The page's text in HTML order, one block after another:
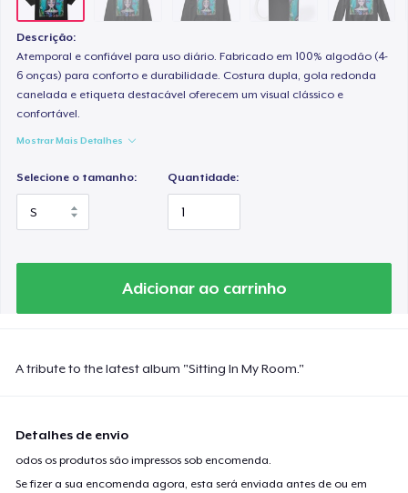
Descrição:
Atemporal e confiável para uso diário. Fabricado em 100% algodão (4-
6 onças) para conforto e durabilidade. Costura dupla, gola redonda
canelada e etiqueta destacável oferecem um visual clássico e
confortável.
Mostrar Mais Detalhes
Selecione o tamanho: Quantidade:
Adicionar ao carrinho
A tribute to the latest album "Sitting In My Room."
Detalhes de envio
odos os produtos são impressos sob encomenda.
Se fizer a sua encomenda agora, esta será enviada antes de ou em